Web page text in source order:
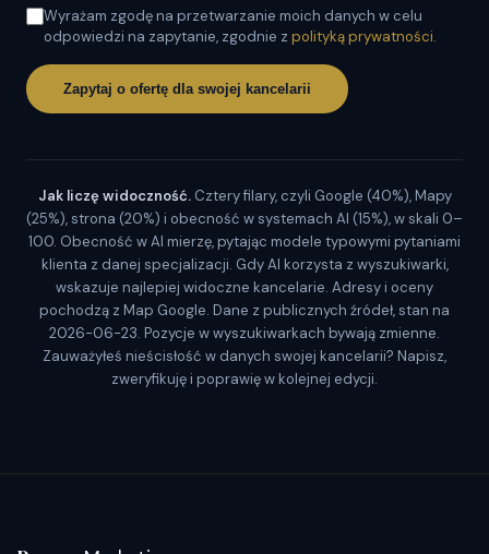
Wyrażam zgodę na przetwarzanie moich danych w celu
odpowiedzi na zapytanie, zgodnie z polityką prywatności.
Zapytaj o ofertę dla swojej kancelarii
Jak liczę widoczność.Cztery filary, czyli Google (40%), Mapy
(25%), strona (20%) i obecność w systemach AI (15%), w skali 0–
100. Obecność w AI mierzę, pytając modele typowymi pytaniami
klienta z danej specjalizacji. Gdy AI korzysta z wyszukiwarki,
wskazuje najlepiej widoczne kancelarie. Adresy i oceny
pochodzą z Map Google. Dane z publicznych źródeł, stan na
2026-06-23. Pozycje w wyszukiwarkach bywają zmienne.
Zauważyłeś nieścisłość w danych swojej kancelarii? Napisz,
zweryfikuję i poprawię w kolejnej edycji.